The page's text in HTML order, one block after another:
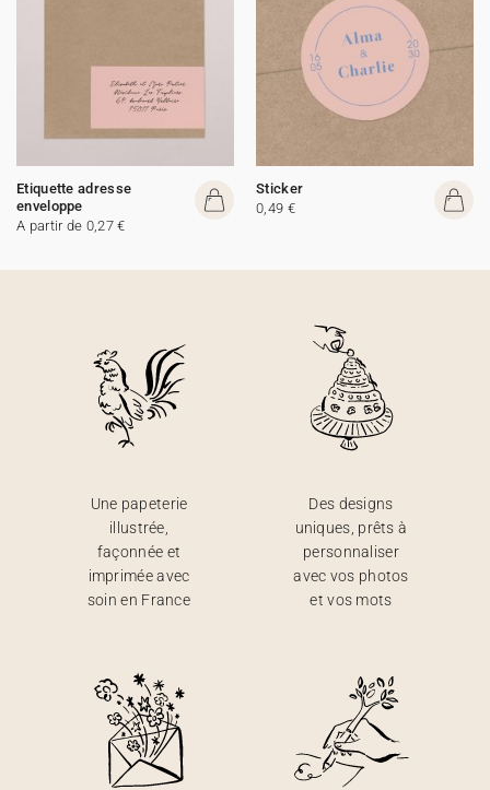
Etiquette adresse
enveloppe
A partir de 0,27 €
Sticker
0,49 €
Une papeterie
illustrée,
façonnée et
imprimée avec
soin en France
Des designs
uniques, prêts à
personnaliser
avec vos photos
et vos mots